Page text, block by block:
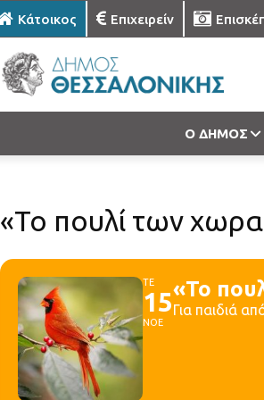
Κάτοικος Επιχειρείν
Ο ΔΗΜΟΣ
«Το πουλί των
ΤΕ
15
ΝΟΕ
«Το
Για παιδιά